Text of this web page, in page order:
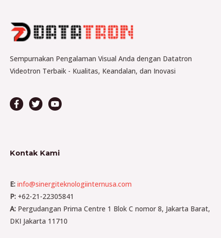
Sempurnakan Pengalaman Visual Anda dengan Datatron
Videotron Terbaik - Kualitas, Keandalan, dan Inovasi
Kontak Kami
E: info@sinergiteknologiinternusa.com
P: +62-21-22305841
A: Pergudangan Prima Centre 1 Blok C nomor 8, Jakarta Barat,
DKI Jakarta 11710